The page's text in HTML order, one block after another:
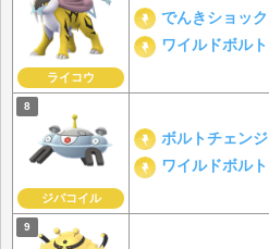
ライコウ
でんきショック
ワイルドボルト
ジバコイル
ボルトチェンジ
ワイルドボルト